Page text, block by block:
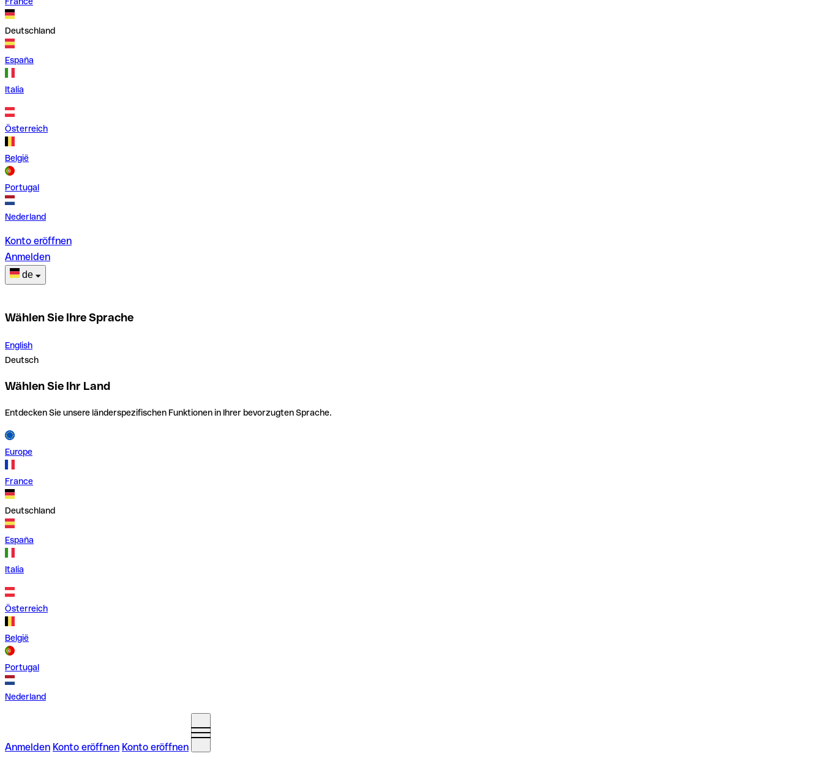
Deutschland
España
Italia
Österreich
België
Portugal
Nederland
Konto eröffnen
Anmelden
de
Wählen Sie Ihre Sprache
English
Deutsch
Wählen Sie Ihr Land
Entdecken Sie unsere länderspezifischen Funktionen in Ihrer bevorzugten Sprache.
Europe
France
Deutschland
España
Italia
Österreich
België
Portugal
Nederland
Anmelden Konto eröffnen Konto eröffnen